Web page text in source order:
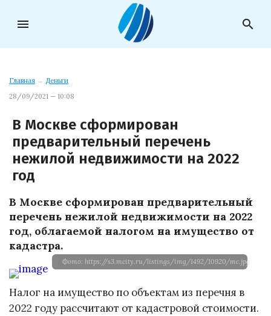
menu search
Главная → Деньги
28/09/2021 — 10:08
В Москве сформирован
предварительный перечень
нежилой недвижимости на 2022
год
В Москве сформирован предварительный
перечень нежилой недвижимости на 2022
год, облагаемой налогом на имущество от
кадастра.
Фото: https://s3.mcity.ru/listings/img/1492/10920/mc.jpg
Налог на имущество по объектам из перечня в
2022 году рассчитают от кадастровой стоимости.